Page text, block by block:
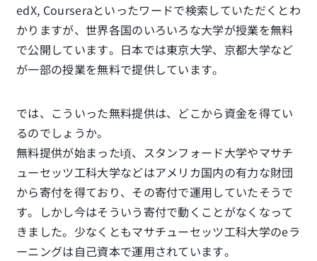
edX, Courseraといったワードで検索していただくとわ
かりますが、世界各国のいろいろな大学が授業を無料
で公開しています。日本では東京大学、京都大学など
が一部の授業を無料で提供しています。
では、こういった無料提供は、どこから資金を得てい
るのでしょうか。
無料提供が始まった頃、スタンフォード大学やマサチ
ューセッツ工科大学などはアメリカ国内の有力な財団
から寄付を得ており、その寄付で運用していたそうで
す。しかし今はそういう寄付で動くことがなくなって
きました。少なくともマサチューセッツ工科大学のeラ
ーニングは自己資本で運用されています。